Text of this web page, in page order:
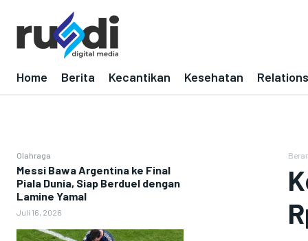
Home Berita Kecantikan Kesehatan
Olahraga
Messi Bawa Argentina ke Final
Piala Dunia, Siap Berduel dengan
Lamine Yamal
Juli 16, 2026